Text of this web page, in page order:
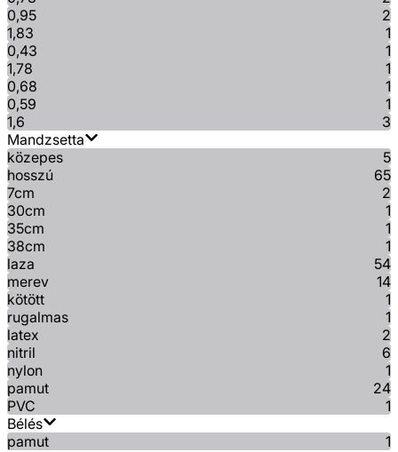
0,95
2
1,83
1
0,43
1
1,78
1
0,68
1
0,59
1
1,6
3
Mandzsetta
közepes
5
hosszú
65
7cm
2
30cm
1
35cm
1
38cm
1
laza
54
merev
14
kötött
1
rugalmas
1
latex
2
nitril
6
nylon
1
pamut
24
PVC
1
Bélés
pamut
1